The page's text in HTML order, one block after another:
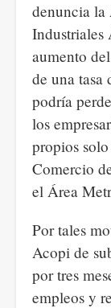
denuncia la
Industriales
aumento
de una
podría
los
propios
Comercio
el Área
Por tales
Acopi de
por tres
empleos y